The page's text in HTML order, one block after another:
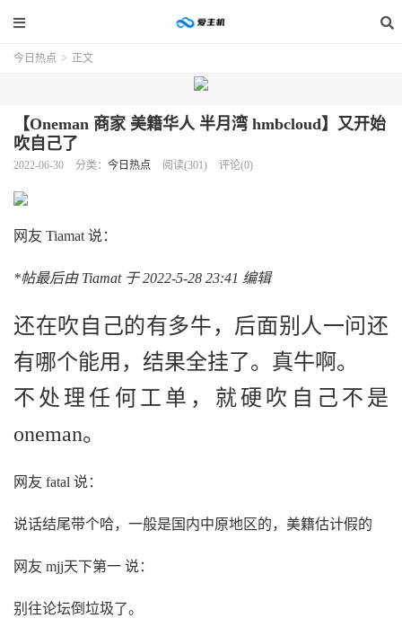
今日热点 > 正文
【Oneman 商家 美籍华人 半月湾 hmbcloud】又开始
吹自己了
2022-06-30 分类： 今日热点 阅读(301) 评论(0)
网友 Tiamat 说：
*帖最后由 Tiamat 于 2022-5-28 23:41 编辑
还在吹自己的有多牛，后面别人一问还
有哪个能用，结果全挂了。真牛啊。
不处理任何工单，就硬吹自己不是
oneman。
网友 fatal 说：
说话结尾带个哈，一般是国内中原地区的，美籍估计假的
网友 mjj天下第一 说：
别往论坛倒垃圾了。